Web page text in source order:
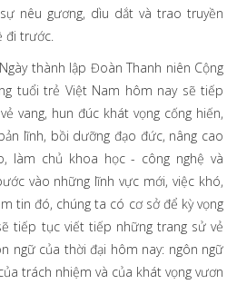
nêu gương, dìu dắt và trao truyền
đi trước.
thành lập Đoàn Thanh niên Cộng
tuổi trẻ Việt Nam hôm nay sẽ tiếp
vang, hun đúc khát vọng cống hiến,
lĩnh, bồi dưỡng đạo đức, nâng cao
làm chủ khoa học - công nghệ và
vào những lĩnh vực mới, việc khó,
tin đó, chúng ta có cơ sở để kỳ vọng
tiếp tục viết tiếp những trang sử vẻ
ngữ của thời đại hôm nay: ngôn ngữ
trách nhiệm và của khát vọng vươn